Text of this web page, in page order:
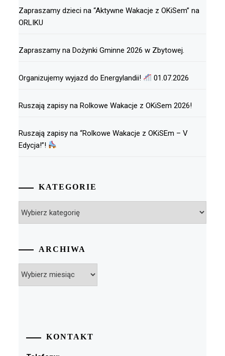
Zapraszamy dzieci na “Aktywne Wakacje z OKiSem” na
ORLIKU
Zapraszamy na Dożynki Gminne 2026 w Zbytowej.
Organizujemy wyjazd do Energylandii! 01.07.2026
Ruszają zapisy na Rolkowe Wakacje z OKiSem 2026!
Ruszają zapisy na “Rolkowe Wakacje z OKiSEm – V
Edycja!”!
KATEGORIE
ARCHIWA
KONTAKT